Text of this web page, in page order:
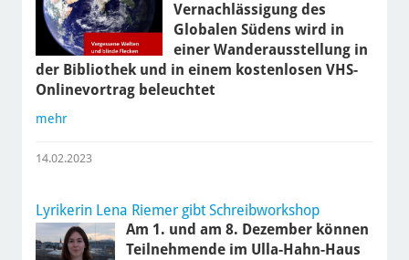
Vernachlässigung des
Globalen Südens wird in
einer Wanderausstellung in
der Bibliothek und in einem kostenlosen VHS-
Onlinevortrag beleuchtet
mehr
14.02.2023
Lyrikerin Lena Riemer gibt Schreibworkshop
Am 1. und am 8. Dezember können
Teilnehmende im Ulla-Hahn-Haus